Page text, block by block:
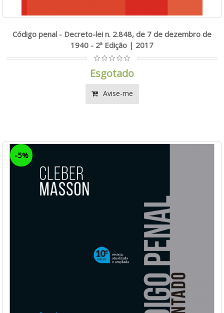
Código penal - Decreto-lei n. 2.848, de 7 de dezembro de
1940 - 2ª Edição | 2017
Esgotado
Avise-me
-5%